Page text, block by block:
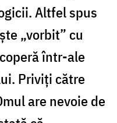
Altfel spus
„vorbit” cu
într-ale
Priviți către
are nevoie de